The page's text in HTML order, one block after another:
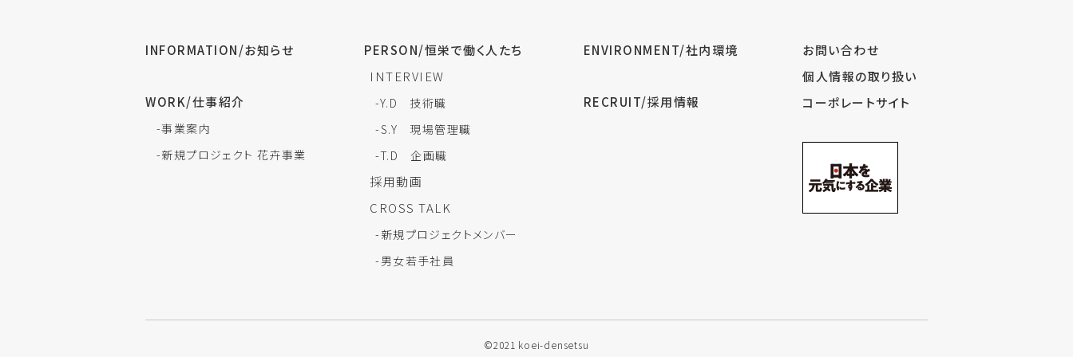
INFORMATION/お知らせ
WORK/仕事紹介
-事業案内
-新規プロジェクト 花卉事業
PERSON/恒栄で働く人たち
INTERVIEW
-Y.D 技術職
-S.Y 現場管理職
-T.D 企画職
採用動画
CROSS TALK
-新規プロジェクトメンバー
-男女若手社員
ENVIRONMENT/社内環境
RECRUIT/採用情報
お問い合わせ
個人情報の取り扱い
コーポレートサイト
©2021 koei-densetsu